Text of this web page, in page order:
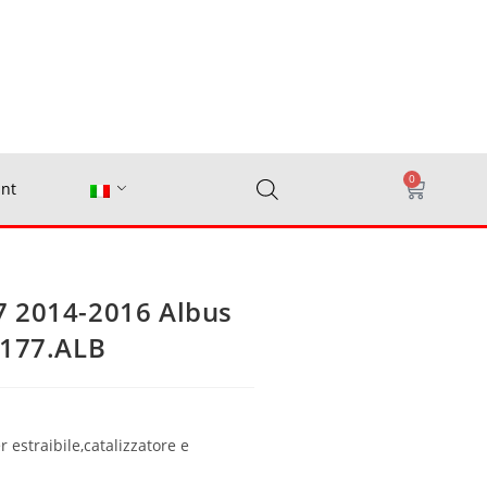
0
2014-2016 Albus
estraibile,catalizzatore e